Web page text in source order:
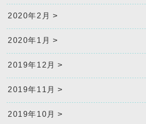
2020年2月
2020年1月
2019年12月
2019年11月
2019年10月